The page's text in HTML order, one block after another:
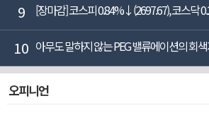
9 [장마감] 코스피 0.84%↓(2697.67), 코스닥
10 아무도 말하지 않는 PEG 밸류에이션의 회
오피니언